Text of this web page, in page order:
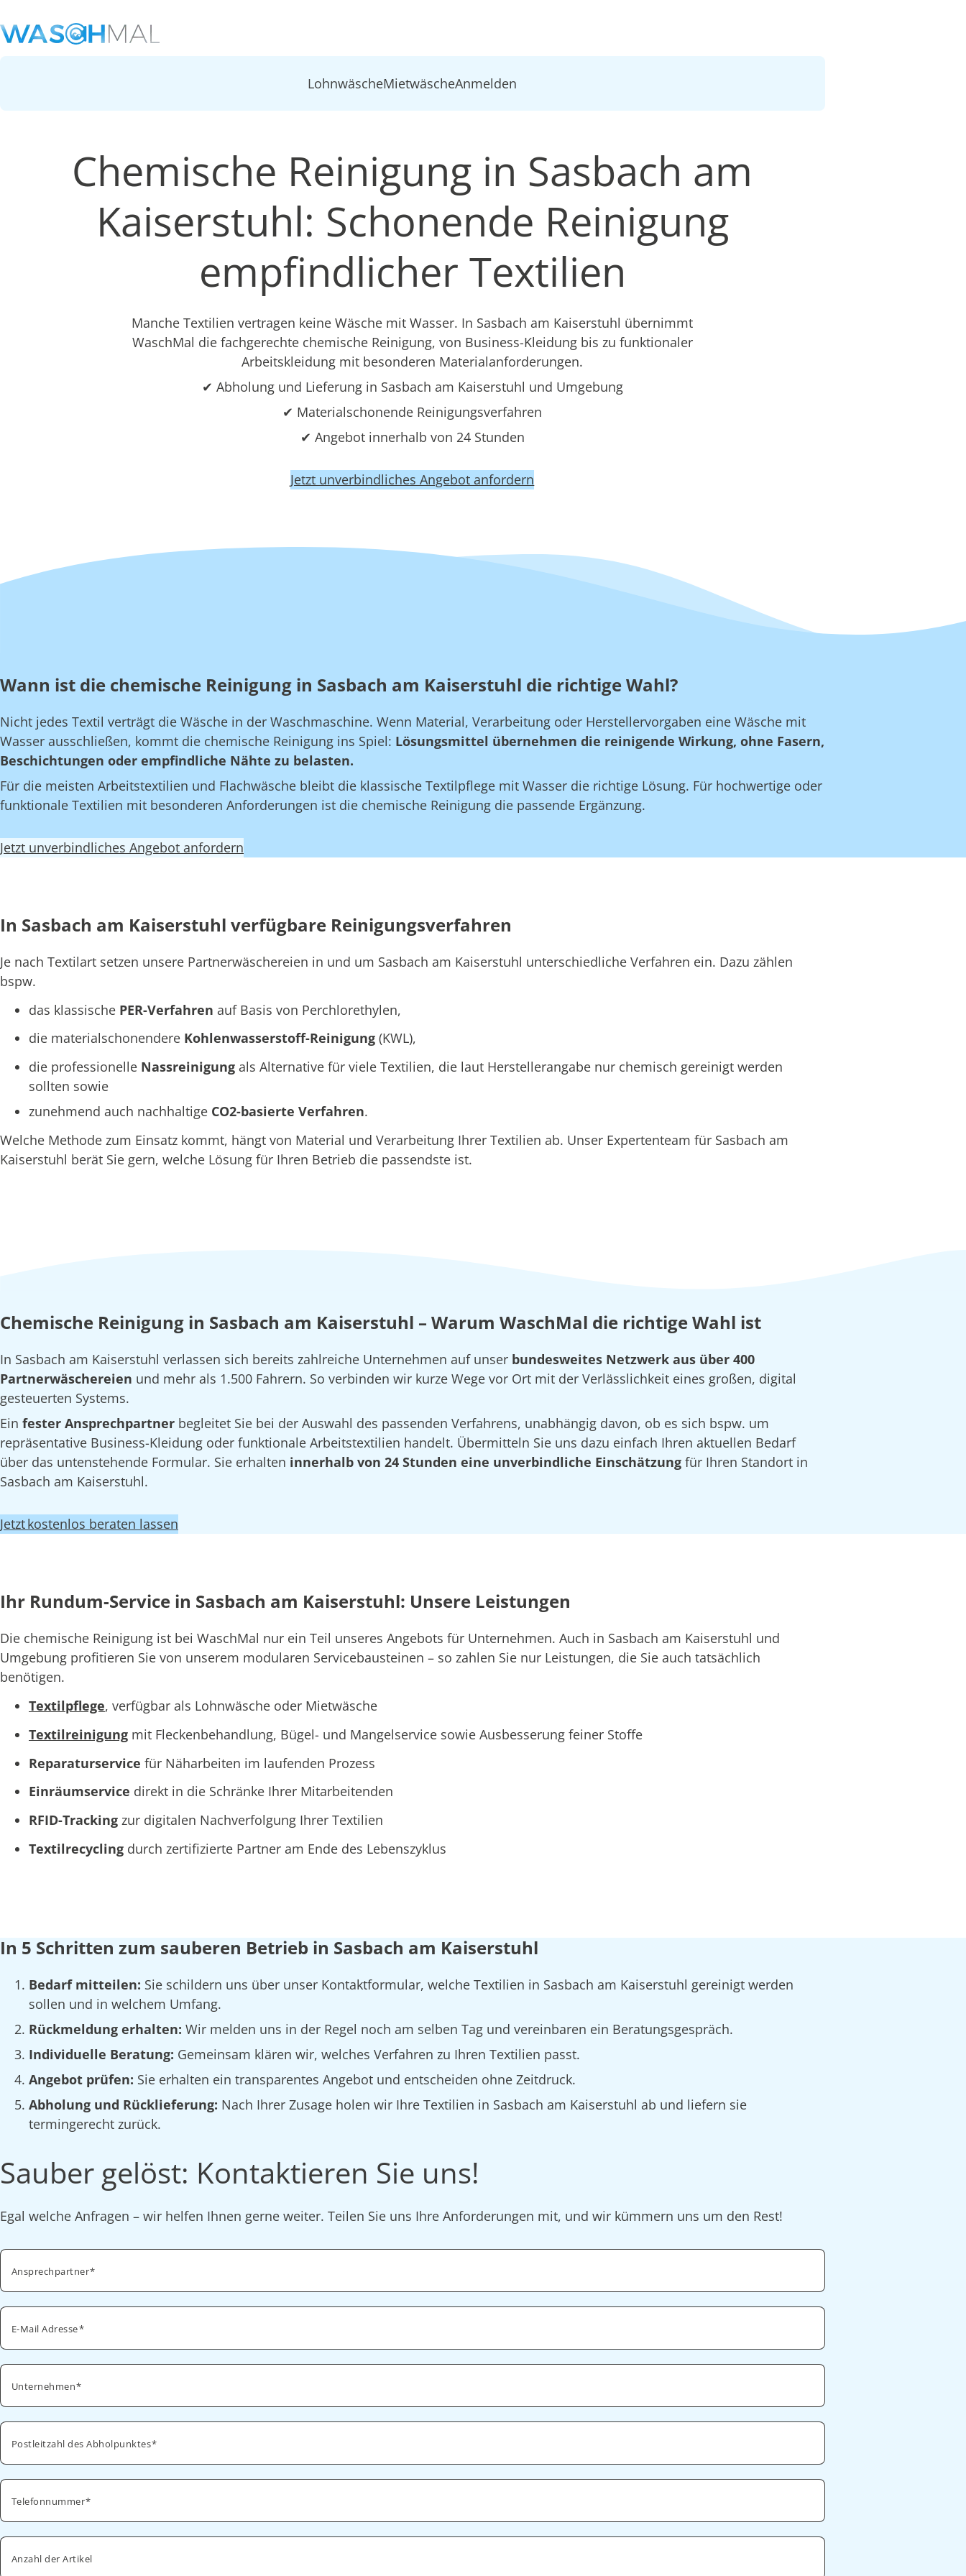
LohnwäscheMietwäscheAnmelden
Chemische Reinigung in Sasbach am
Kaiserstuhl: Schonende Reinigung
empfindlicher Textilien
Manche Textilien vertragen keine Wäsche mit Wasser. In Sasbach am Kaiserstuhl übernimmt
WaschMal die fachgerechte chemische Reinigung, von Business-Kleidung bis zu funktionaler
Arbeitskleidung mit besonderen Materialanforderungen.
✔ Abholung und Lieferung in Sasbach am Kaiserstuhl und Umgebung
✔ Materialschonende Reinigungsverfahren
✔ Angebot innerhalb von 24 Stunden
Jetzt unverbindliches Angebot anfordern
Wann ist die chemische Reinigung in Sasbach am Kaiserstuhl die richtige Wahl?
Nicht jedes Textil verträgt die Wäsche in der Waschmaschine. Wenn Material, Verarbeitung oder Herstellervorgaben eine Wäsche mit
Wasser ausschließen, kommt die chemische Reinigung ins Spiel: Lösungsmittel übernehmen die reinigende Wirkung, ohne Fasern,
Beschichtungen oder empfindliche Nähte zu belasten.
Für die meisten Arbeitstextilien und Flachwäsche bleibt die klassische Textilpflege mit Wasser die richtige Lösung. Für hochwertige oder
funktionale Textilien mit besonderen Anforderungen ist die chemische Reinigung die passende Ergänzung.
Jetzt unverbindliches Angebot anfordern
In Sasbach am Kaiserstuhl verfügbare Reinigungsverfahren
Je nach Textilart setzen unsere Partnerwäschereien in und um Sasbach am Kaiserstuhl unterschiedliche Verfahren ein. Dazu zählen
bspw.
das klassische PER-Verfahren auf Basis von Perchlorethylen,
die materialschonendere Kohlenwasserstoff-Reinigung (KWL),
die professionelle Nassreinigung als Alternative für viele Textilien, die laut Herstellerangabe nur chemisch gereinigt werden
sollten sowie
zunehmend auch nachhaltige CO2-basierte Verfahren.
Welche Methode zum Einsatz kommt, hängt von Material und Verarbeitung Ihrer Textilien ab. Unser Expertenteam für Sasbach am
Kaiserstuhl berät Sie gern, welche Lösung für Ihren Betrieb die passendste ist.
Chemische Reinigung in Sasbach am Kaiserstuhl – Warum WaschMal die richtige Wahl ist
In Sasbach am Kaiserstuhl verlassen sich bereits zahlreiche Unternehmen auf unser bundesweites Netzwerk aus über 400
Partnerwäschereien und mehr als 1.500 Fahrern. So verbinden wir kurze Wege vor Ort mit der Verlässlichkeit eines großen, digital
gesteuerten Systems.
Ein fester Ansprechpartner begleitet Sie bei der Auswahl des passenden Verfahrens, unabhängig davon, ob es sich bspw. um
repräsentative Business-Kleidung oder funktionale Arbeitstextilien handelt. Übermitteln Sie uns dazu einfach Ihren aktuellen Bedarf
über das untenstehende Formular. Sie erhalten innerhalb von 24 Stunden eine unverbindliche Einschätzung für Ihren Standort in
Sasbach am Kaiserstuhl.
Jetzt kostenlos beraten lassen
Ihr Rundum-Service in Sasbach am Kaiserstuhl: Unsere Leistungen
Die chemische Reinigung ist bei WaschMal nur ein Teil unseres Angebots für Unternehmen. Auch in Sasbach am Kaiserstuhl und
Umgebung profitieren Sie von unserem modularen Servicebausteinen – so zahlen Sie nur Leistungen, die Sie auch tatsächlich
benötigen.
Textilpflege, verfügbar als Lohnwäsche oder Mietwäsche
Textilreinigung mit Fleckenbehandlung, Bügel- und Mangelservice sowie Ausbesserung feiner Stoffe
Reparaturservice für Näharbeiten im laufenden Prozess
Einräumservice direkt in die Schränke Ihrer Mitarbeitenden
RFID-Tracking zur digitalen Nachverfolgung Ihrer Textilien
Textilrecycling durch zertifizierte Partner am Ende des Lebenszyklus
In 5 Schritten zum sauberen Betrieb in Sasbach am Kaiserstuhl
Bedarf mitteilen: Sie schildern uns über unser Kontaktformular, welche Textilien in Sasbach am Kaiserstuhl gereinigt werden
sollen und in welchem Umfang.
Rückmeldung erhalten: Wir melden uns in der Regel noch am selben Tag und vereinbaren ein Beratungsgespräch.
Individuelle Beratung: Gemeinsam klären wir, welches Verfahren zu Ihren Textilien passt.
Angebot prüfen: Sie erhalten ein transparentes Angebot und entscheiden ohne Zeitdruck.
Abholung und Rücklieferung: Nach Ihrer Zusage holen wir Ihre Textilien in Sasbach am Kaiserstuhl ab und liefern sie
termingerecht zurück.
Sauber gelöst: Kontaktieren Sie uns!
Egal welche Anfragen – wir helfen Ihnen gerne weiter. Teilen Sie uns Ihre Anforderungen mit, und wir kümmern uns um den Rest!
Ansprechpartner
E-Mail Adresse
Unternehmen
Postleitzahl des Abholpunktes
Telefonnummer
Anzahl der Artikel